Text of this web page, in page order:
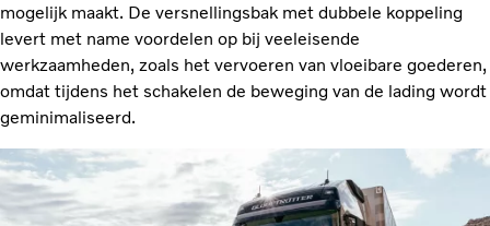
mogelijk maakt. De versnellingsbak met dubbele koppeling
levert met name voordelen op bij veeleisende
werkzaamheden, zoals het vervoeren van vloeibare goederen,
omdat tijdens het schakelen de beweging van de lading wordt
geminimaliseerd.